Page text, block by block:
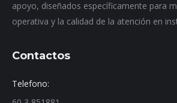
apoyo, diseñados específicamente para
operativa y la calidad de la atención en
Contactos
Telefono: